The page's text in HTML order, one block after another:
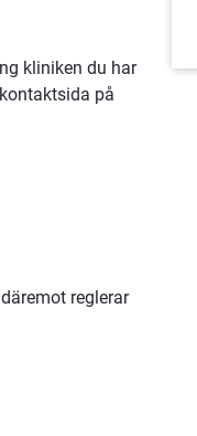
kliniken du har
på
reglerar